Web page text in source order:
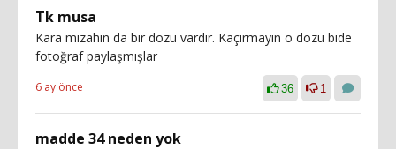
Tk musa
Kara mizahın da bir dozu vardır. Kaçırmayın o dozu bide
fotoğraf paylaşmışlar
6 ay önce 36 1
madde 34 neden yok